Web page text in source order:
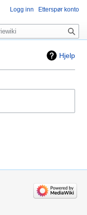
Hjelp
Logg inn Etterspør konto